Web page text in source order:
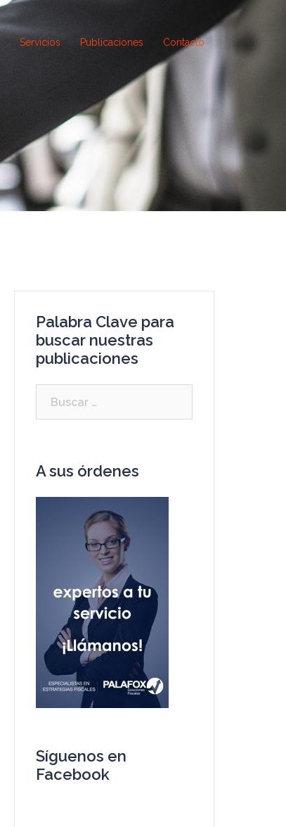
Servicios Publicaciones Contacto
Palabra Clave para
buscar nuestras
publicaciones
A sus órdenes
Síguenos en
Facebook